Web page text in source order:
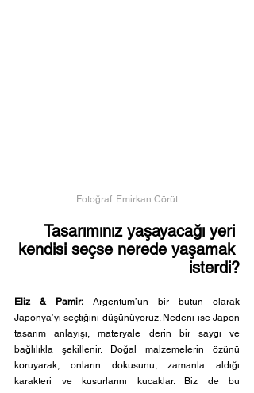
Fotoğraf: Emirkan Cörüt
Tasarımınız yaşayacağı yeri
kendisi seçse nerede yaşamak
isterdi?
Eliz & Pamir: Argentum’un bir bütün olarak
Japonya’yı seçtiğini düşünüyoruz. Nedeni ise Japon
tasarım anlayışı, materyale derin bir saygı ve
bağlılıkla şekillenir. Doğal malzemelerin özünü
koruyarak, onların dokusunu, zamanla aldığı
karakteri ve kusurlarını kucaklar. Biz de bu